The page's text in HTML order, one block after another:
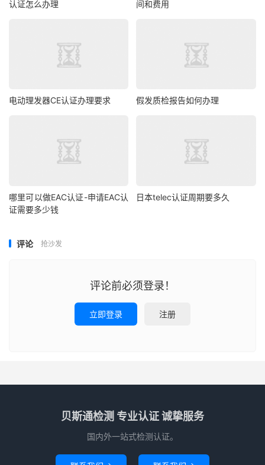
认证怎么办理
间和费用
电动理发器CE认证办理要求 假发质检报告如何办理
哪里可以做EAC认证-申请EAC认
证需要多少钱
日本telec认证周期要多久
评论 抢沙发
评论前必须登录！
立即登录 注册
贝斯通检测 专业认证 诚挚服务
国内外一站式检测认证。